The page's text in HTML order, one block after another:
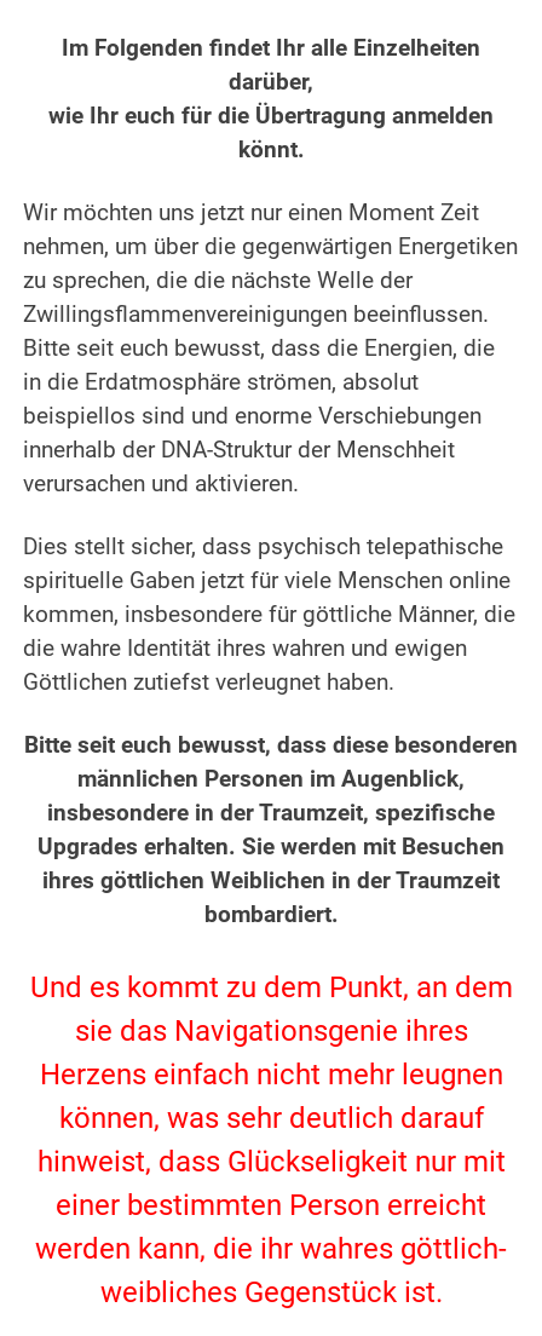
Im Folgenden findet Ihr alle Einzelheiten
darüber,
wie Ihr euch für die Übertragung anmelden
könnt.
Wir möchten uns jetzt nur einen Moment Zeit
nehmen, um über die gegenwärtigen Energetiken
zu sprechen, die die nächste Welle der
Zwillingsflammenvereinigungen beeinflussen.
Bitte seit euch bewusst, dass die Energien, die
in die Erdatmosphäre strömen, absolut
beispiellos sind und enorme Verschiebungen
innerhalb der DNA-Struktur der Menschheit
verursachen und aktivieren.
Dies stellt sicher, dass psychisch telepathische
spirituelle Gaben jetzt für viele Menschen online
kommen, insbesondere für göttliche Männer, die
die wahre Identität ihres wahren und ewigen
Göttlichen zutiefst verleugnet haben.
Bitte seit euch bewusst, dass diese besonderen
männlichen Personen im Augenblick,
insbesondere in der Traumzeit, spezifische
Upgrades erhalten. Sie werden mit Besuchen
ihres göttlichen Weiblichen in der Traumzeit
bombardiert.
Und es kommt zu dem Punkt, an dem
sie das Navigationsgenie ihres
Herzens einfach nicht mehr leugnen
können, was sehr deutlich darauf
hinweist, dass Glückseligkeit nur mit
einer bestimmten Person erreicht
werden kann, die ihr wahres göttlich-
weibliches Gegenstück ist.